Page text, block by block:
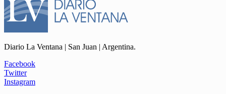
Diario La Ventana | San Juan | Argentina.
Facebook
Twitter
Instagram